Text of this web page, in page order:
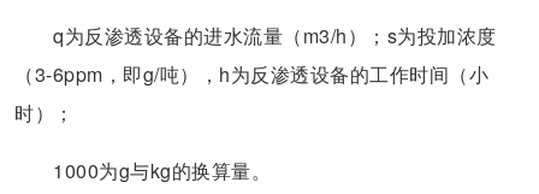
q为反渗透设备的进水流量（m3/h）；s为投加浓度
（3-6ppm，即g/吨），h为反渗透设备的工作时间（小
时）；
1000为g与kg的换算量。